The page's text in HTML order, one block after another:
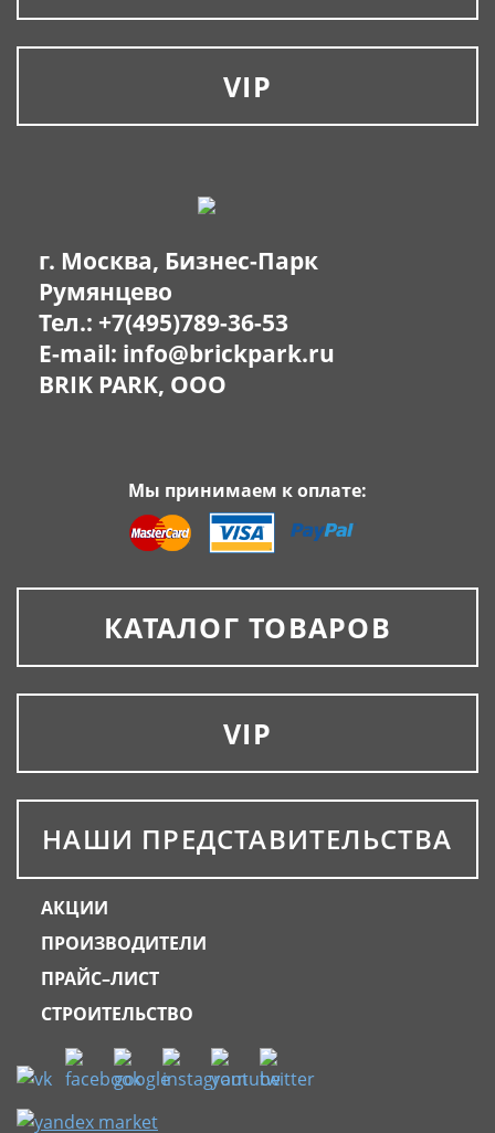
VIP
г. Москва, Бизнес-Парк
Румянцево
Тел.: +7(495)789-36-53
E-mail: info@brickpark.ru
BRIK PARK, OOO
Мы принимаем к оплате:
КАТАЛОГ ТОВАРОВ
VIP
НАШИ ПРЕДСТАВИТЕЛЬСТВА
АКЦИИ
ПРОИЗВОДИТЕЛИ
ПРАЙС–ЛИСТ
СТРОИТЕЛЬСТВО